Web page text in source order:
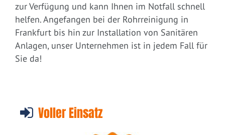
zur Verfügung und kann Ihnen im Notfall schnell
helfen. Angefangen bei der Rohrreinigung in
Frankfurt bis hin zur Installation von Sanitären
Anlagen, unser Unternehmen ist in jedem Fall für
Sie da!
Voller Einsatz